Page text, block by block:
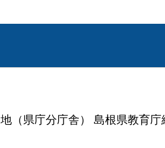
（県庁分庁舎） 島根県教